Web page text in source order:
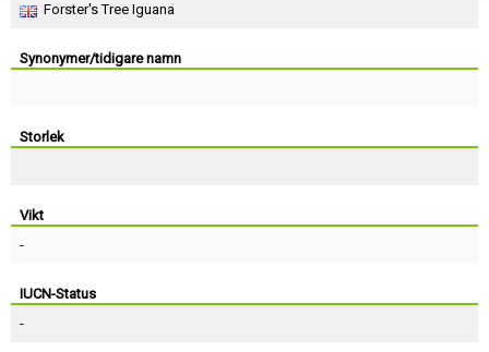
Forster's Tree Iguana
Synonymer/tidigare namn
Storlek
Vikt
-
IUCN-Status
-